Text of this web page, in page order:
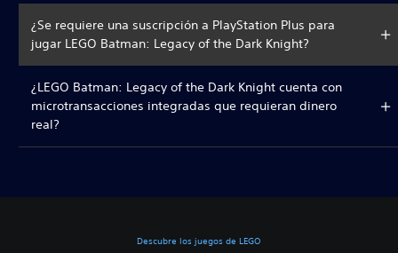
¿Se requiere una suscripción a PlayStation Plus para
jugar LEGO Batman: Legacy of the Dark Knight?
¿LEGO Batman: Legacy of the Dark Knight cuenta con
microtransacciones integradas que requieran dinero
real?
Descubre los juegos de LEGO